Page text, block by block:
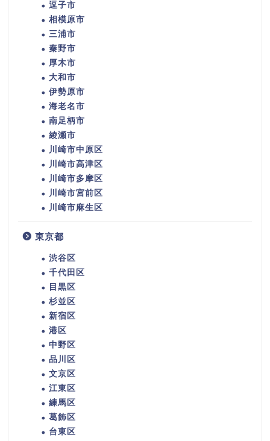
逗子市
相模原市
三浦市
秦野市
厚木市
大和市
伊勢原市
海老名市
南足柄市
綾瀬市
川崎市中原区
川崎市高津区
川崎市多摩区
川崎市宮前区
川崎市麻生区
東京都
渋谷区
千代田区
目黒区
杉並区
新宿区
港区
中野区
品川区
文京区
江東区
練馬区
葛飾区
台東区